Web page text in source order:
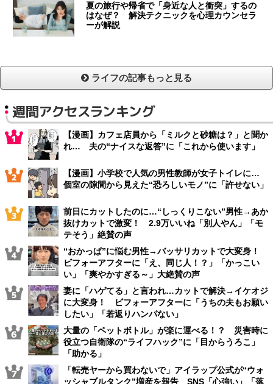
夏の旅行や帰省で「身近な人と衝突」するの
はなぜ？ 解決テクニックを心理カウンセラ
ーが解説
ライフの記事もっと見る
週間アクセスランキング
【漫画】カフェ店員から「ミルクと砂糖は？」と聞か
れ… 夫の“ナイスな返答”に「これから使います」
【漫画】小学校で人気の男性教師が女子トイレに…
個室の隙間から見えた“恐ろしいモノ”に「許せない」
前日にカットしたのに…“しっくりこない”男性→あか
抜けカットで激変！ 2.9万いいね「別人やん」「モ
テそう」絶賛の声
“おかっぱ”に悩む男性→バッサリカットで大変身！
ビフォーアフターに「え、同じ人！？」「かっこい
い」「爽やかすぎる～」大絶賛の声
妻に「ハゲてる」と言われ…カットで解決→イケオジ
に大変身！ ビフォーアフターに「うちの夫もお願い
したい」「若返りハンパない」
大量の「ペットボトル」が楽に運べる！？ 災害時に
役立つ自衛隊の“ライフハック”に「目からうろこ」
「助かる」
「転売ヤーから買わないで」アイラップ公式が“ウォ
ッシャブルタンク”増産を報告 SNS「心強い」「落